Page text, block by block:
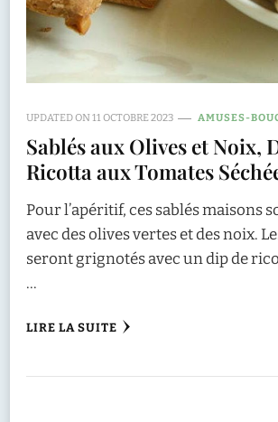
UPDATED ON11 OCTOBRE 2023 AMUSES-
Sablés aux Olives et Noix,
Ricotta aux Tomates
Pour l’apéritif, ces sablés maisons
avec des olives vertes et des noix.
seront grignotés avec un dip de
…
LIRE LA SUITE